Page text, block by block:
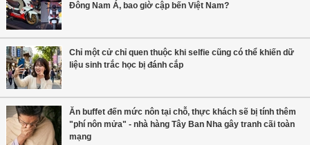
Đông Nam Á, bao giờ cập bến Việt Nam?
Chỉ một cử chỉ quen thuộc khi selfie cũng có thể khiến dữ
liệu sinh trắc học bị đánh cắp
Ăn buffet đến mức nôn tại chỗ, thực khách sẽ bị tính thêm
"phí nôn mửa" - nhà hàng Tây Ban Nha gây tranh cãi toàn
mạng